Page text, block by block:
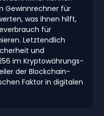
Gewinnrechner für
was ihnen hilft,
für
Letztendlich
und
im Kryptowährungs-
der Blockchain-
Faktor in digitalen